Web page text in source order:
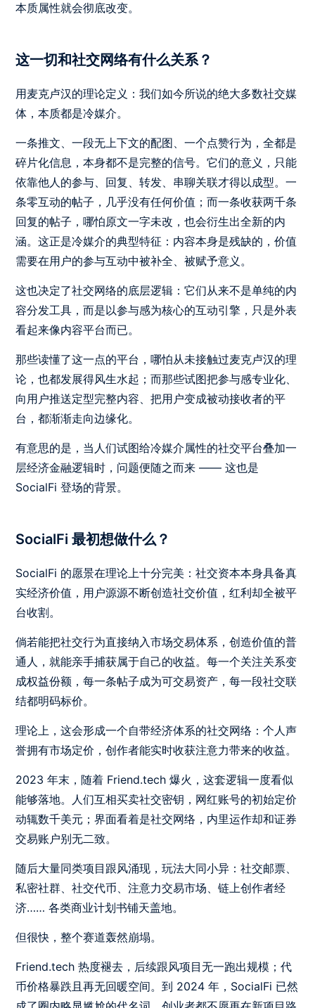
本质属性就会彻底改变。
这一切和社交网络有什么关系？
用麦克卢汉的理论定义：我们如今所说的绝大多数社交媒
体，本质都是冷媒介。
一条推文、一段无上下文的配图、一个点赞行为，全都是
碎片化信息，本身都不是完整的信号。它们的意义，只能
依靠他人的参与、回复、转发、串聊关联才得以成型。一
条零互动的帖子，几乎没有任何价值；而一条收获两千条
回复的帖子，哪怕原文一字未改，也会衍生出全新的内
涵。这正是冷媒介的典型特征：内容本身是残缺的，价值
需要在用户的参与互动中被补全、被赋予意义。
这也决定了社交网络的底层逻辑：它们从来不是单纯的内
容分发工具，而是以参与感为核心的互动引擎，只是外表
看起来像内容平台而已。
那些读懂了这一点的平台，哪怕从未接触过麦克卢汉的理
论，也都发展得风生水起；而那些试图把参与感专业化、
向用户推送定型完整内容、把用户变成被动接收者的平
台，都渐渐走向边缘化。
有意思的是，当人们试图给冷媒介属性的社交平台叠加一
层经济金融逻辑时，问题便随之而来 —— 这也是
SocialFi 登场的背景。
SocialFi 最初想做什么？
SocialFi 的愿景在理论上十分完美：社交资本本身具备真
实经济价值，用户源源不断创造社交价值，红利却全被平
台收割。
倘若能把社交行为直接纳入市场交易体系，创造价值的普
通人，就能亲手捕获属于自己的收益。每一个关注关系变
成权益份额，每一条帖子成为可交易资产，每一段社交联
结都明码标价。
理论上，这会形成一个自带经济体系的社交网络：个人声
誉拥有市场定价，创作者能实时收获注意力带来的收益。
2023 年末，随着 Friend.tech 爆火，这套逻辑一度看似
能够落地。人们互相买卖社交密钥，网红账号的初始定价
动辄数千美元；界面看着是社交网络，内里运作却和证券
交易账户别无二致。
随后大量同类项目跟风涌现，玩法大同小异：社交邮票、
私密社群、社交代币、注意力交易市场、链上创作者经
济…… 各类商业计划书铺天盖地。
但很快，整个赛道轰然崩塌。
Friend.tech 热度褪去，后续跟风项目无一跑出规模；代
币价格暴跌且再无回暖空间。到 2024 年，SocialFi 已然